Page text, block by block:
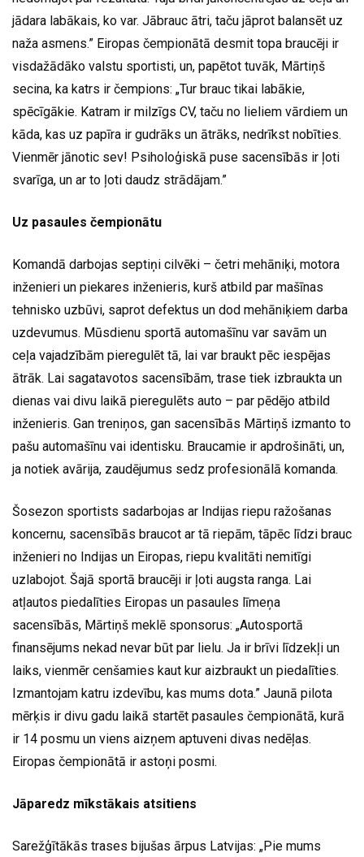
jādara labākais, ko var. Jābrauc ātri, taču jāprot balansēt uz
naža asmens.” Eiropas čempionātā desmit topa braucēji ir
visdažādāko valstu sportisti, un, papētot tuvāk, Mārtiņš
secina, ka katrs ir čempions: „Tur brauc tikai labākie,
spēcīgākie. Katram ir milzīgs CV, taču no lieliem vārdiem un
kāda, kas uz papīra ir gudrāks un ātrāks, nedrīkst nobīties.
Vienmēr jānotic sev! Psiholoģiskā puse sacensībās ir ļoti
svarīga, un ar to ļoti daudz strādājam.”
Uz pasaules čempionātu
Komandā darbojas septiņi cilvēki – četri mehāniķi, motora
inženieri un piekares inženieris, kurš atbild par mašīnas
tehnisko uzbūvi, saprot defektus un dod mehāniķiem darba
uzdevumus. Mūsdienu sportā automašīnu var savām un
ceļa vajadzībām pieregulēt tā, lai var braukt pēc iespējas
ātrāk. Lai sagatavotos sacensībām, trase tiek izbraukta un
dienas vai divu laikā pieregulēts auto – par pēdējo atbild
inženieris. Gan treniņos, gan sacensībās Mārtiņš izmanto to
pašu automašīnu vai identisku. Braucamie ir apdrošināti, un,
ja notiek avārija, zaudējumus sedz profesionālā komanda.
Šosezon sportists sadarbojas ar Indijas riepu ražošanas
koncernu, sacensībās braucot ar tā riepām, tāpēc līdzi brauc
inženieri no Indijas un Eiropas, riepu kvalitāti nemitīgi
uzlabojot. Šajā sportā braucēji ir ļoti augsta ranga. Lai
atļautos piedalīties Eiropas un pasaules līmeņa
sacensībās, Mārtiņš meklē sponsorus: „Autosportā
finansējums nekad nevar būt par lielu. Ja ir brīvi līdzekļi un
laiks, vienmēr cenšamies kaut kur aizbraukt un piedalīties.
Izmantojam katru izdevību, kas mums dota.” Jaunā pilota
mērķis ir divu gadu laikā startēt pasaules čempionātā, kurā
ir 14 posmu un viens aizņem aptuveni divas nedēļas.
Eiropas čempionātā ir astoņi posmi.
Jāparedz mīkstākais atsitiens
Sarežģītākās trases bijušas ārpus Latvijas: „Pie mums